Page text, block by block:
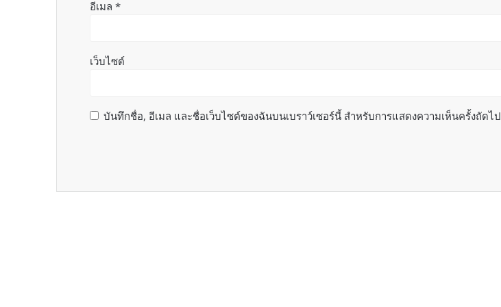
อีเมล*
เว็บไซต์
บันทึกชื่อ, อีเมล และชื่อเว็บไซต์ของฉันบนเบราว์เซอร์นี้ สำหรับการแสดงความเห็นครั้งถัดไป